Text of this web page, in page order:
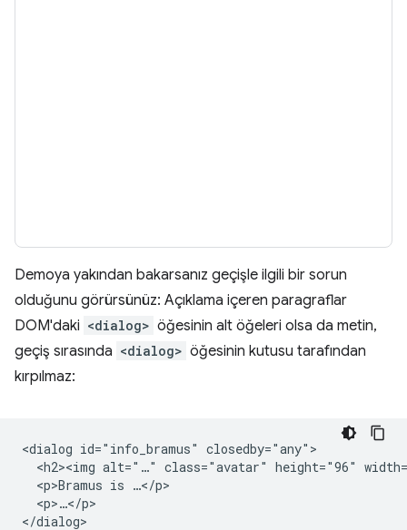
Demoya yakından bakarsanız geçişle ilgili bir sorun
olduğunu görürsünüz: Açıklama içeren paragraflar
DOM'daki <dialog> öğesinin alt öğeleri olsa da metin,
geçiş sırasında <dialog> öğesinin kutusu tarafından
kırpılmaz:
<dialog id="info_bramus" closedby="any">
<h2><img alt="…" class="avatar" height="96"
  <p>Bramus is …</p>
  <p>…</p>